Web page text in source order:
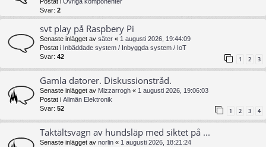
Svar: 2
svt play på Raspbery Pi
Senaste inlägget av säter « 1 augusti 2026, 19:44:09
Postat i Inbäddade system / Inbyggda system / IoT
Svar: 42 1 2 3
Gamla datorer. Diskussionstråd.
Senaste inlägget av Mizzarrogh « 1 augusti 2026, 19:06:03
Postat i Allmän Elektronik
Svar: 52 1 2 3 4
Taktältsvagn av hundsläp med siktet på ...
Senaste inlägget av norlin « 1 augusti 2026, 18:21:24